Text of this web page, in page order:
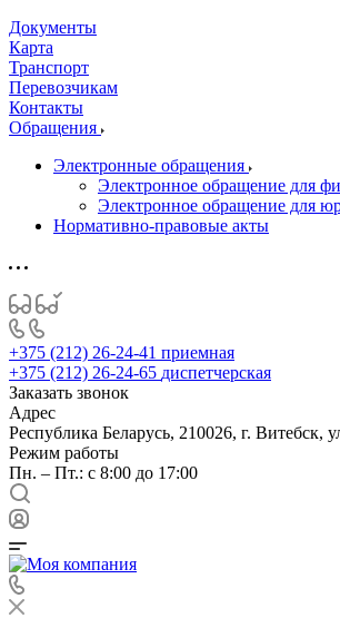
Документы
Карта
Транспорт
Перевозчикам
Контакты
Обращения
Электронные обращения
Электронное обращение для
Электронное обращение для
Нормативно-правовые акты
+375 (212) 26-24-41 приемная
+375 (212) 26-24-65 диспетчерская
Заказать звонок
Адрес
Республика Беларусь, 210026, г. Витебск,
Режим работы
Пн. – Пт.: с 8:00 до 17:00